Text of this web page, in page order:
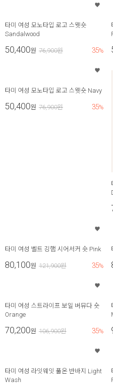
타미 여성 모노타입 로고 스웻숏
Sandalwood
50,400원 76,900원 35%
타미 여성 모노타입 로고 스웻숏 Navy
50,400원 76,900원 35%
타미 여성 벨트 깅햄 시어서커 숏 Pink
80,100원 121,900원 35%
타미 여성 스트라이프 보일 버뮤다 숏
Orange
70,200원 106,900원 35%
타미 여성 라잇웨잇 풀온 반바지 Light
Wash